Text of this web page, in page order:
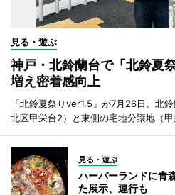
見る・遊ぶ
神戸・北鈴蘭台で「北鈴夏
増え密着感向上
「北鈴夏祭りver1.5」が7月26日、北
北区甲栄台2）と東側の宅地分譲地（甲
見る・遊ぶ
ハーバーランドに青
た展示、運行も